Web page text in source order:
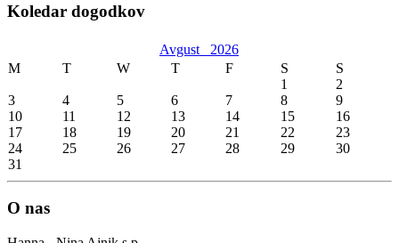
Koledar dogodkov
Avgust 2026
M
T W T F S
S
1
2
3
4 5 6 7 8
9
10
11 12 13 14 15
16
17
18 19 20 21 22
23
24
25 26 27 28 29
30
31
O nas